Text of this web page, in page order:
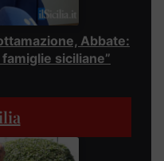
Abbate:
siciliane”